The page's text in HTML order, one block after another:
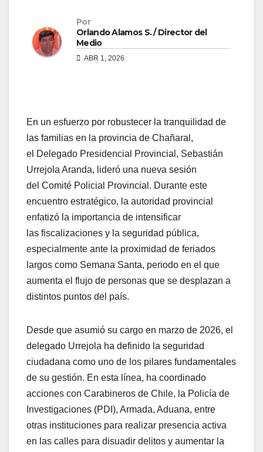
Por
Orlando Alamos S. / Director del
Medio
ABR 1, 2026
En un esfuerzo por robustecer la tranquilidad de
las familias en la provincia de Chañaral,
el Delegado Presidencial Provincial, Sebastián
Urrejola Aranda, lideró una nueva sesión
del Comité Policial Provincial. Durante este
encuentro estratégico, la autoridad provincial
enfatizó la importancia de intensificar
las fiscalizaciones y la seguridad pública,
especialmente ante la proximidad de feriados
largos como Semana Santa, periodo en el que
aumenta el flujo de personas que se desplazan a
distintos puntos del país.
Desde que asumió su cargo en marzo de 2026, el
delegado Urrejola ha definido la seguridad
ciudadana como uno de los pilares fundamentales
de su gestión. En esta línea, ha coordinado
acciones con Carabineros de Chile, la Policía de
Investigaciones (PDI), Armada, Aduana, entre
otras instituciones para realizar presencia activa
en las calles para disuadir delitos y aumentar la